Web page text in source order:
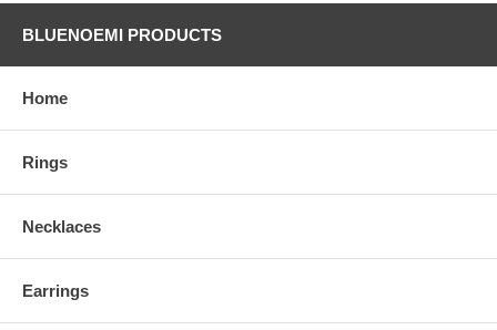
BLUENOEMI PRODUCTS
Home
Rings
Necklaces
Earrings